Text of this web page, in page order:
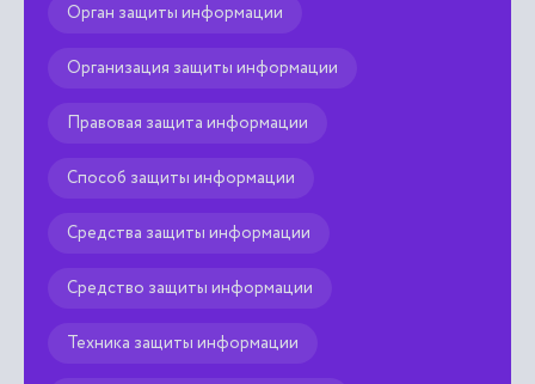
Орган защиты информации
Организация защиты информации
Правовая защита информации
Способ защиты информации
Средства защиты информации
Средство защиты информации
Техника защиты информации